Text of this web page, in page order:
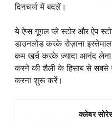
दिनचर्या में बदलें।
ये ऐप्स गूगल प्ले स्टोर और ऐप
डाउनलोड करके रोज़ाना
कम खर्च करके ज़्यादा आनंद लेना
करने की शैली के हिसाब से
करना शुरू करें।
क्लेबर